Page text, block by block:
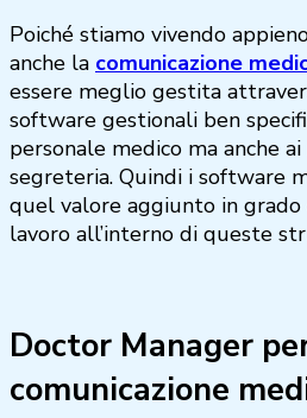
Poiché stiamo vivendo
anche la comunicazione
essere meglio gestita
software gestionali ben
personale medico ma anche
segreteria. Quindi i software
quel valore aggiunto in
lavoro all’interno di queste
Doctor Manager
comunicazione